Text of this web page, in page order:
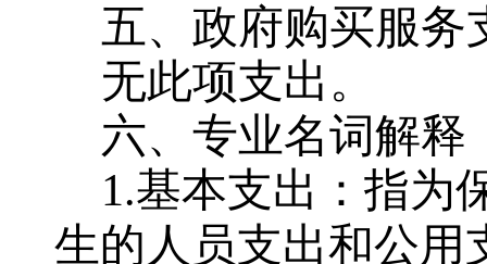
五、政府购买服务
无此项支出。
六、专业名词解释
1.基本支出：指为
生的人员支出和公用